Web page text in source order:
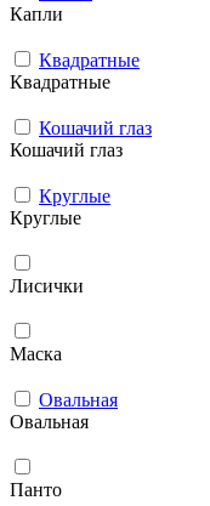
Капли
Квадратные
Квадратные
Кошачий глаз
Кошачий глаз
Круглые
Круглые
Лисички
Маска
Овальная
Овальная
Панто